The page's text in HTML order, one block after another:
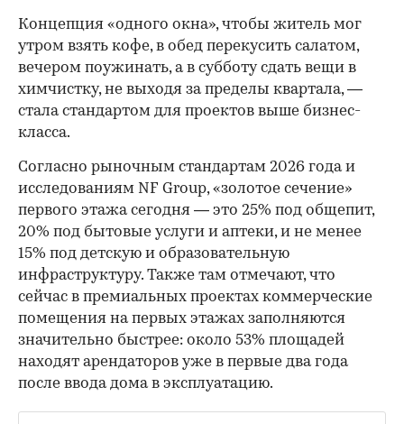
Концепция «одного окна», чтобы житель мог
утром взять кофе, в обед перекусить салатом,
вечером поужинать, а в субботу сдать вещи в
химчистку, не выходя за пределы квартала, —
стала стандартом для проектов выше бизнес-
класса.
Согласно рыночным стандартам 2026 года и
исследованиям NF Group, «золотое сечение»
первого этажа сегодня — это 25% под общепит,
20% под бытовые услуги и аптеки, и не менее
15% под детскую и образовательную
инфраструктуру. Также там отмечают, что
сейчас в премиальных проектах коммерческие
помещения на первых этажах заполняются
значительно быстрее: около 53% площадей
находят арендаторов уже в первые два года
после ввода дома в эксплуатацию.